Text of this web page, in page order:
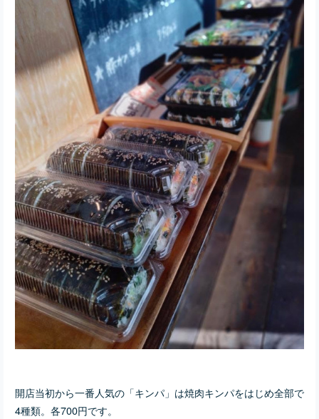
開店当初から一番人気の「キンパ」は焼肉キンパをはじめ全部で
4種類。各700円です。